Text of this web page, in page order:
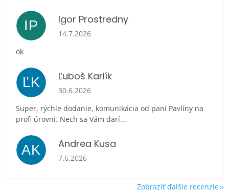
IP Igor Prostredny
Hodnotenie obchodu je 5 z 5 hviezdičiek.
14.7.2026
ok
ĽK Ľuboš Karlík
Hodnotenie obchodu je 5 z 5 hviezdičiek.
30.6.2026
Super, rýchle dodanie, komunikácia od pani Pavlíny na
profi úrovni. Nech sa Vám darí...
AK Andrea Kusa
Hodnotenie obchodu je 5 z 5 hviezdičiek.
7.6.2026
Zobraziť ďalšie recenzie